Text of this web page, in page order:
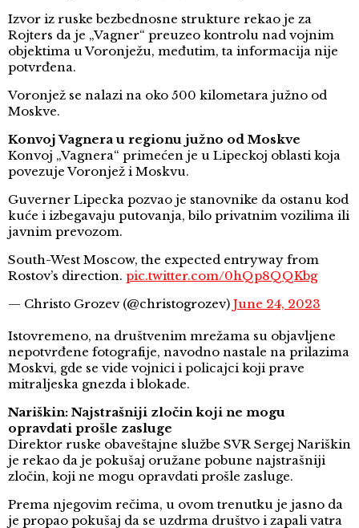
Izvor iz ruske bezbednosne strukture rekao je za
Rojters da je „Vagner“ preuzeo kontrolu nad vojnim
objektima u Voronježu, međutim, ta informacija nije
potvrđena.
Voronjež se nalazi na oko 500 kilometara južno od
Moskve.
Konvoj Vagnera u regionu južno od Moskve
Konvoj „Vagnera“ primećen je u Lipeckoj oblasti koja
povezuje Voronjež i Moskvu.
Guverner Lipecka pozvao je stanovnike da ostanu kod
kuće i izbegavaju putovanja, bilo privatnim vozilima ili
javnim prevozom.
South-West Moscow, the expected entryway from
Rostov’s direction. pic.twitter.com/0hQp8QQKbg
— Christo Grozev (@christogrozev) June 24, 2023
Istovremeno, na društvenim mrežama su objavljene
nepotvrđene fotografije, navodno nastale na prilazima
Moskvi, gde se vide vojnici i policajci koji prave
mitraljeska gnezda i blokade.
Nariškin: Najstrašniji zločin koji ne mogu
opravdati prošle zasluge
Direktor ruske obaveštajne službe SVR Sergej Nariškin
je rekao da je pokušaj oružane pobune najstrašniji
zločin, koji ne mogu opravdati prošle zasluge.
Prema njegovim rečima, u ovom trenutku je jasno da
je propao pokušaj da se uzdrma društvo i zapali vatra